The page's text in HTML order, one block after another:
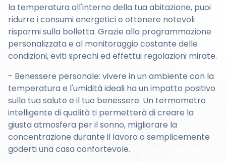
la temperatura all'interno della tua abitazione, puoi
ridurre i consumi energetici e ottenere notevoli
risparmi sulla bolletta. Grazie alla programmazione
personalizzata e al monitoraggio costante delle
condizioni, eviti sprechi ed effettui regolazioni mirate.
- Benessere personale: vivere in un ambiente con la
temperatura e l'umidità ideali ha un impatto positivo
sulla tua salute e il tuo benessere. Un termometro
intelligente di qualità ti permetterà di creare la
giusta atmosfera per il sonno, migliorare la
concentrazione durante il lavoro o semplicemente
goderti una casa confortevole.